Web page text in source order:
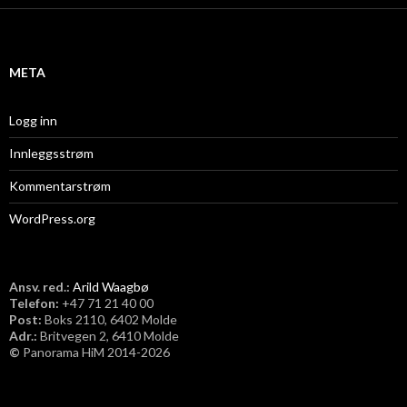
i
META
Logg inn
Innleggsstrøm
Kommentarstrøm
WordPress.org
Ansv. red.: Arild Waagbø
Telefon: ​+47 71 21 40 00
Post: Boks 2110, 6402 Molde
Adr.: Britvegen 2, 6410 Molde
© Panorama HiM 2014-2026